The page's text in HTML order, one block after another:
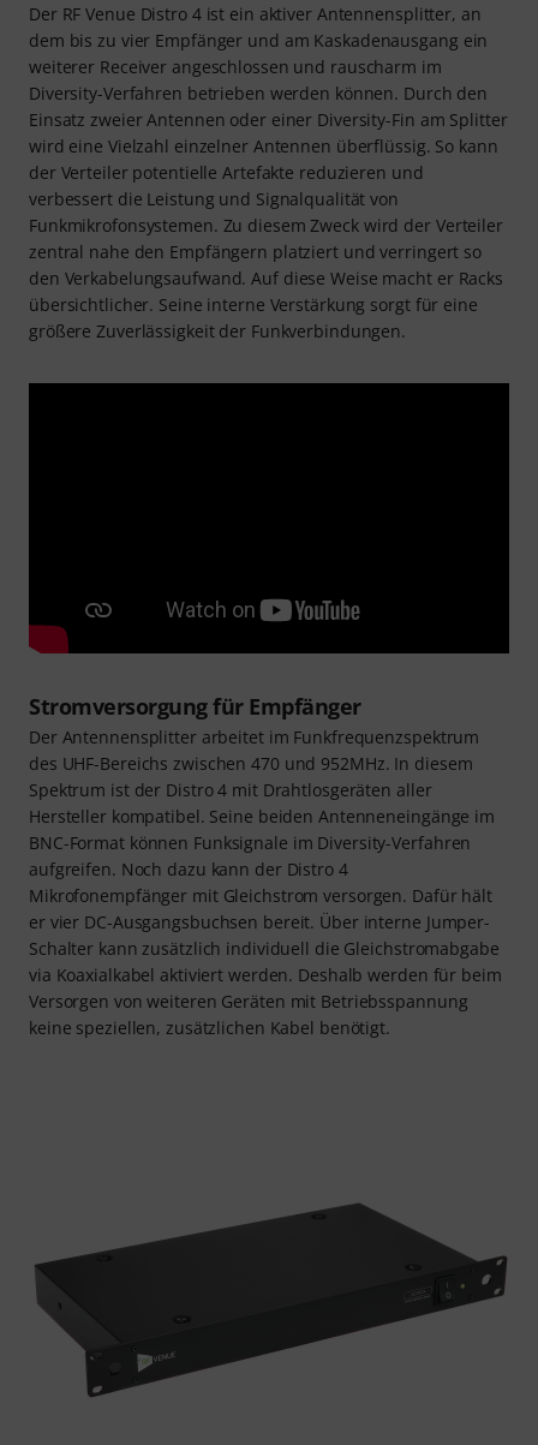
Der RF Venue Distro 4 ist ein aktiver Antennensplitter, an
dem bis zu vier Empfänger und am Kaskadenausgang ein
weiterer Receiver angeschlossen und rauscharm im
Diversity-Verfahren betrieben werden können. Durch den
Einsatz zweier Antennen oder einer Diversity-Fin am Splitter
wird eine Vielzahl einzelner Antennen überflüssig. So kann
der Verteiler potentielle Artefakte reduzieren und
verbessert die Leistung und Signalqualität von
Funkmikrofonsystemen. Zu diesem Zweck wird der Verteiler
zentral nahe den Empfängern platziert und verringert so
den Verkabelungsaufwand. Auf diese Weise macht er Racks
übersichtlicher. Seine interne Verstärkung sorgt für eine
größere Zuverlässigkeit der Funkverbindungen.
Stromversorgung für Empfänger
Der Antennensplitter arbeitet im Funkfrequenzspektrum
des UHF-Bereichs zwischen 470 und 952MHz. In diesem
Spektrum ist der Distro 4 mit Drahtlosgeräten aller
Hersteller kompatibel. Seine beiden Antenneneingänge im
BNC-Format können Funksignale im Diversity-Verfahren
aufgreifen. Noch dazu kann der Distro 4
Mikrofonempfänger mit Gleichstrom versorgen. Dafür hält
er vier DC-Ausgangsbuchsen bereit. Über interne Jumper-
Schalter kann zusätzlich individuell die Gleichstromabgabe
via Koaxialkabel aktiviert werden. Deshalb werden für beim
Versorgen von weiteren Geräten mit Betriebsspannung
keine speziellen, zusätzlichen Kabel benötigt.